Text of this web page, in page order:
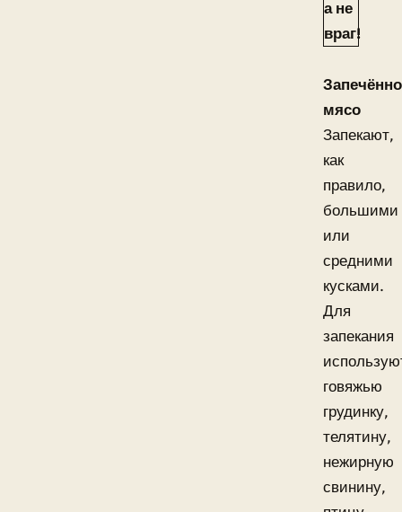
мясо
Запекают,
как
правило,
большими
или
средними
кусками.
Для
запекания
говяжью
грудинку,
телятину,
нежирную
свинину,